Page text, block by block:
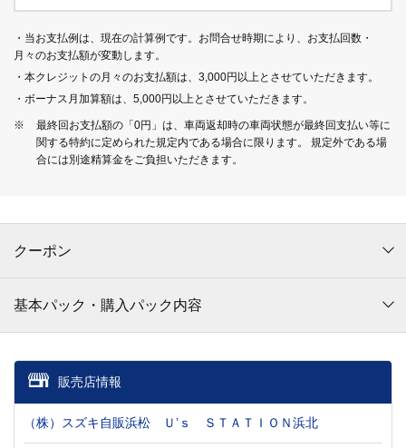
・当お支払例は、現在の計算例です。お問合せ時期により、お支払回数・
月々のお支払額が変動します。
・本クレジットの月々のお支払額は、3,000円以上とさせていただきます。
・ボーナス月加算額は、5,000円以上とさせていただきます。
※
最終回お支払額の「0円」は、車両返却時の車両状態が最終回支払い等に
関する特約に定められた規定内である場合に限ります。 規定外である場
合には別途精算金をご負担いただきます。
クーポン
基本パック・購入パック内容
販売店情報
（株）スズキ自販浜松 Ｕ’ｓ ＳＴＡＴＩＯＮ浜北